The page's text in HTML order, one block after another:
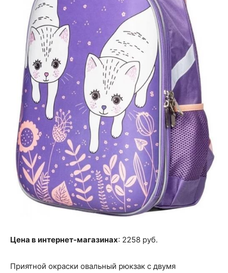
Цена в интернет-магазинах: 2258 руб.
Приятной окраски овальный рюкзак с двумя